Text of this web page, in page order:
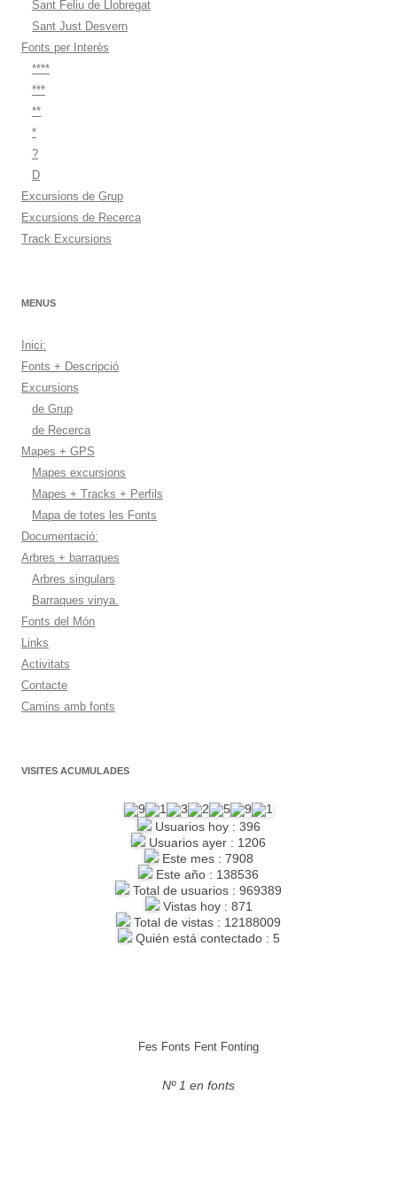
Sant Feliu de Llobregat
Sant Just Desvern
Fonts per Interès
****
***
**
*
?
D
Excursions de Grup
Excursions de Recerca
Track Excursions
MENUS
Inici:
Fonts + Descripció
Excursions
de Grup
de Recerca
Mapes + GPS
Mapes excursions
Mapes + Tracks + Perfils
Mapa de totes les Fonts
Documentació:
Arbres + barraques
Arbres singulars
Barraques vinya.
Fonts del Món
Links
Activitats
Contacte
Camins amb fonts
VISITES ACUMULADES
Usuarios hoy : 396
Usuarios ayer : 1206
Este mes : 7908
Este año : 138536
Total de usuarios : 969389
Vistas hoy : 871
Total de vistas : 12188009
Quién está contectado : 5
Fes Fonts Fent Fonting
Nº 1 en fonts